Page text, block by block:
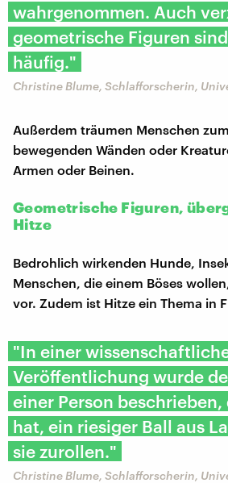
wahrgenommen. Auch
geometrische Figuren
häufig."
Christine Blume, Schlafforscherin,
Außerdem träumen Menschen
bewegenden Wänden oder
Armen oder Beinen.
Geometrische Figuren,
Hitze
Bedrohlich wirkenden Hunde,
Menschen, die einem Böses
vor. Zudem ist Hitze ein Thema in
"In einer
Veröffentlichung wurde
einer Person
hat, ein riesiger Ball aus
sie zurollen."
Christine Blume, Schlafforscherin,